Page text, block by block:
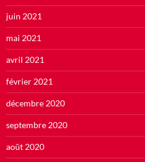
juin 2021
mai 2021
avril 2021
février 2021
décembre 2020
septembre 2020
août 2020